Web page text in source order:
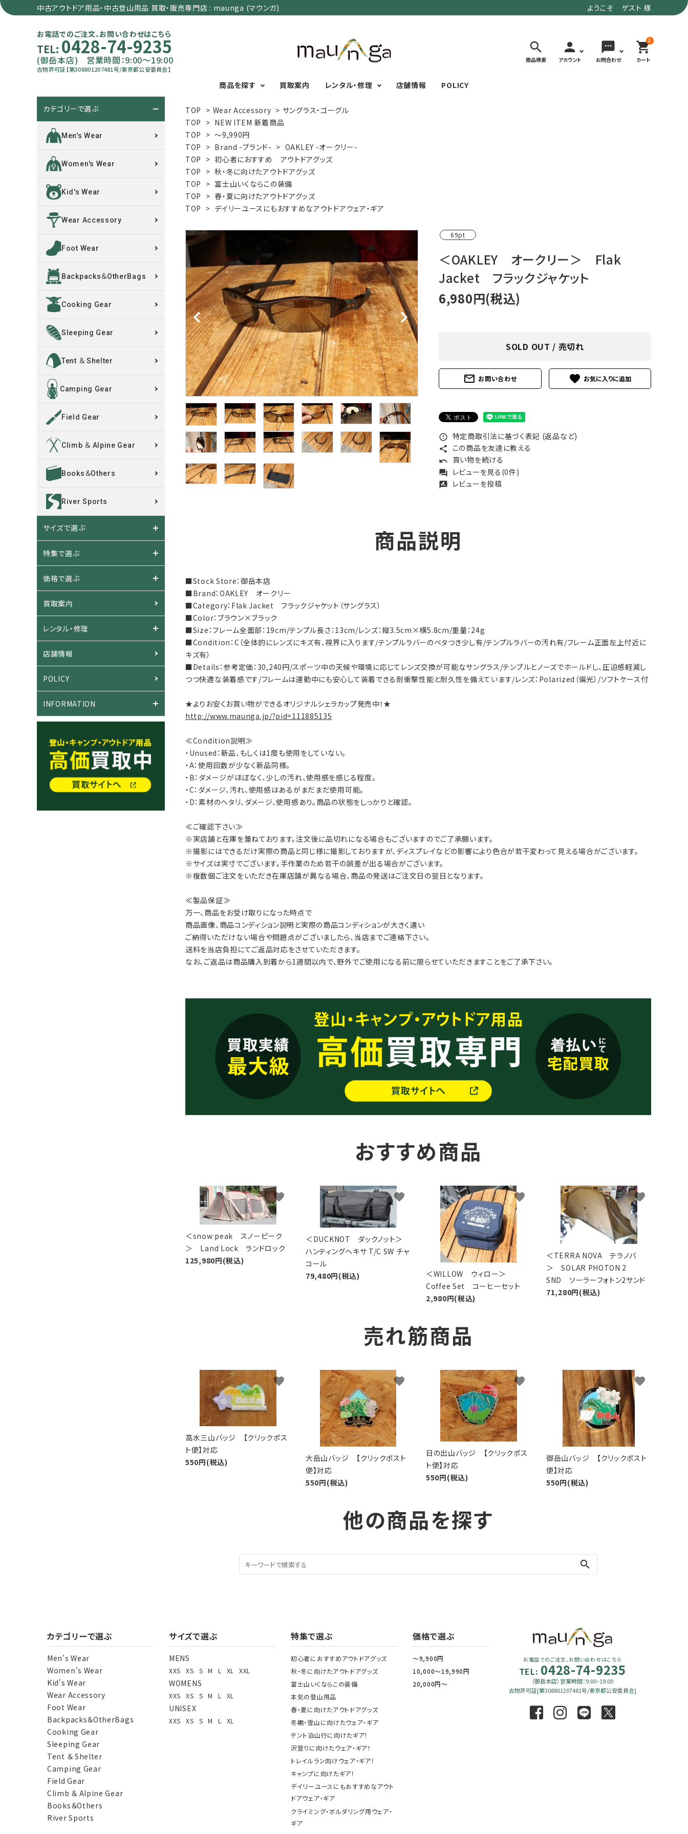
中古アウトドア用品・中古登山用品 買取・販売専門店 : maunga (マウンガ) ようこそ ゲスト 様
お電話でのご注文、お問い合わせはこちら
TEL: 0428-74-9235
(御岳本店) 営業時間：9:00～19:00
古物許可証【第308801207481号/東京都公安委員会】
search
商品検索
person
アカウント
sms
お問合わせ
0
shopping_cart
カート
商品を探す
カテゴリーで選ぶ
Men's Wear
Women's Wear
Kid's Wear
Wear Accessory
Foot Wear
Cooking Gear
Sleeping Gear
Tent ＆ Shelter
Camping Gear
Field Gear
Climb ＆ Alpine
Gear
Books＆Others
River Sports
サイズで選ぶ
MENS
XXSXSSMLXL
ML
春・夏に向けたアウトドアグ
ッズ
冬期・雪山に向けたウェア・
ギア
テント泊山行に向けたギ
ア！
沢登りに向けたウェア・ギ
ア！
トレイルラン向けウェア・ギ
ア！
キャンプに向けたギア！
ミリタリーライン・ミリタリー
買取案内 レンタル・修理 店舗情報 POLICY
レンタル・修理
INFORMATION
ACCOUNT MENU
ようこそ ゲスト 様
ログイン
TOP > Wear Accessory > サングラス・ゴーグル
TOP > NEW ITEM 新着商品
TOP > ～9,990円
TOP > Brand -ブランド- > OAKLEY -オークリー-
TOP > 初心者におすすめ アウトドアグッズ
TOP > 秋・冬に向けたアウトドアグッズ
TOP > 富士山いくならこの装備
TOP > 春・夏に向けたアウトドアグッズ
TOP > デイリーユースにもおすすめなアウトドアウェア・ギア
69pt
＜OAKLEY オークリー＞ Flak
Jacket フラックジャケット
6,980円(税込)
SOLD OUT / 売切れ
mail_outline お問い合わせ favorite
error_outline 特定商取引法に基づく表記 (返品など)
share この商品を友達に教える
undo 買い物を続ける
forum レビューを見る(0件)
rate_review レビューを投稿
商品説明
■Stock Store：御岳本店
■Brand：OAKLEY オークリー
■Category：Flak Jacket フラックジャケット（サングラス）
■Color：ブラウン×ブラック
■Size：フレーム全面部：19cm/テンプル長さ：13cm/レンズ：縦3.5cm×横5.8cm/重量：24g
■Condition：C（全体的にレンズにキズ有、視界に入ります/テンプルラバーのベタつき少し有/テンプルラバーの汚れ有/フレーム正面左上付近に
キズ有）
■Details：参考定価：30,240円/スポーツ中の天候や環境に応じてレンズ交換が可能なサングラス/テンプルとノーズでホールドし、圧迫感軽減し
つつ快適な装着感です/フレームは運動中にも安心して装着できる耐衝撃性能と耐久性を備えています/レンズ：Polarized（偏光）/ソフトケース付
★よりお安くお買い物ができるオリジナルシェラカップ発売中！★
http://www.maunga.jp/?pid=111885135
≪Condition説明≫
・Unused：新品、もしくは1度も使用をしていない。
・A：使用回数が少なく新品同様。
・B：ダメージがほぼなく、少しの汚れ、使用感を感じる程度。
・C：ダメージ、汚れ、使用感はあるがまだまだ使用可能。
・D：素材のヘタリ、ダメージ、使用感あり。商品の状態をしっかりと確認。
≪ご確認下さい≫
※実店舗と在庫を兼ねております。注文後に品切れになる場合もございますのでご了承願います。
※撮影にはできるだけ実際の商品と同じ様に撮影しておりますが、ディスプレイなどの影響により色合が若干変わって見える場合がございます。
※サイズは実寸でございます。手作業のため若干の誤差が出る場合がございます。
※複数個ご注文をいただき在庫店舗が異なる場合、商品の発送はご注文日の翌日となります。
≪製品保証≫
万一、商品をお受け取りになった時点で
商品画像、商品コンディション説明と実際の商品コンディションが大きく違い
ご納得いただけない場合や問題点がございましたら、当店までご連絡下さい。
送料を当店負担にてご返品対応をさせていただきます。
なお、ご返品は商品購入到着から1週間以内で、野外でご使用になる前に限らせていただきますことをご了承下さい。
おすすめ商品
＜snow peak スノーピーク
＞ Land Lock ランドロック
125,980円(税込)
favorite
＜DUCKNOT ダックノット＞
ハンティングヘキサ T/C SW チャ
コール
79,480円(税込)
favorite
＜WILLOW ウィロー＞
Coffee Set コーヒーセット
2,980円(税込)
favorite
＜TERRA NOVA テラノバ
＞ SOLAR PHOTON 2
SND ソーラーフォトン2サンド
71,280円(税込)
favorite
売れ筋商品
高水三山バッジ 【クリックポス
ト便】対応
550円(税込)
favorite
大岳山バッジ 【クリックポスト
便】対応
550円(税込)
favorite
日の出山バッジ 【クリックポス
ト便】対応
550円(税込)
favorite
御岳山バッジ 【クリックポスト
便】対応
550円(税込)
favorite
他の商品を探す
search
カテゴリーで選ぶ
Men's Wear
Women's Wear
Kid's Wear
Wear Accessory
Foot Wear
Backpacks＆OtherBags
Cooking Gear
Sleeping Gear
Tent ＆ Shelter
Camping Gear
Field Gear
Climb ＆ Alpine Gear
Books＆Others
River Sports
サイズで選ぶ
特集で選ぶ
価格で選ぶ
買取案内
レンタル・修理
店舗情報
POLICY
INFORMATION
カテゴリーで選ぶ
Men's Wear
Women's Wear
Kid's Wear
Wear Accessory
Foot Wear
Backpacks＆OtherBags
Cooking Gear
Sleeping Gear
Tent ＆ Shelter
Camping Gear
Field Gear
Climb ＆ Alpine Gear
Books＆Others
River Sports
サイズで選ぶ
MENS
XXS XS S M L XL XXL
WOMENS
XXS XS S M L XL
UNISEX
XXS XS S M L XL
特集で選ぶ
初心者におすすめアウトドアグッズ
秋・冬に向けたアウトドアグッズ
富士山いくならこの装備
本気の登山用品
春・夏に向けたアウトドアグッズ
冬期・雪山に向けたウェア・ギア
テント泊山行に向けたギア！
沢登りに向けたウェア・ギア！
トレイルラン向けウェア・ギア！
キャンプに向けたギア！
デイリーユースにもおすすめなアウト
ドアウェア・ギア
クライミング・ボルダリング用ウェア・
ギア
価格で選ぶ
～9,900円
10,000～19,990円
20,000円～
お電話でのご注文、お問い合わせはこちら
TEL: 0428-74-9235
（御岳本店）営業時間：9:00~19:00
古物許可証[第308801207481号/東京都公安委員会]